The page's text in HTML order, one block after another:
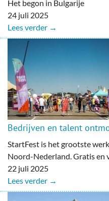
Het begon in Bulgarije
24 juli 2025
Lees verder →
Bedrijven en talent
StartFest is het grootste
Noord-Nederland. Gratis en
22 juli 2025
Lees verder →